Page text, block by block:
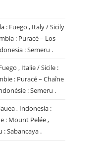
: Fuego , Italy / Sicily
: Puracé – Los
: Semeru .
, Italie / Sicile :
: Puracé – Chaîne
: Semeru .
, Indonesia :
: Mount Pelée ,
: Sabancaya .